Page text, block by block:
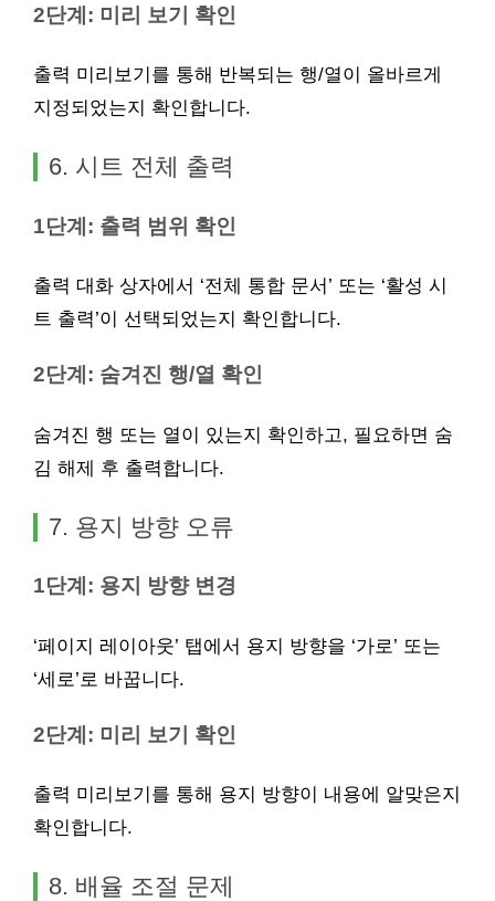
2단계: 미리 보기 확인
출력 미리보기를 통해 반복되는 행/열이 올바르게
지정되었는지 확인합니다.
6. 시트 전체 출력
1단계: 출력 범위 확인
출력 대화 상자에서 ‘전체 통합 문서’ 또는 ‘활성 시
트 출력’이 선택되었는지 확인합니다.
2단계: 숨겨진 행/열 확인
숨겨진 행 또는 열이 있는지 확인하고, 필요하면 숨
김 해제 후 출력합니다.
7. 용지 방향 오류
1단계: 용지 방향 변경
‘페이지 레이아웃’ 탭에서 용지 방향을 ‘가로’ 또는
‘세로’로 바꿉니다.
2단계: 미리 보기 확인
출력 미리보기를 통해 용지 방향이 내용에 알맞은지
확인합니다.
8. 배율 조절 문제